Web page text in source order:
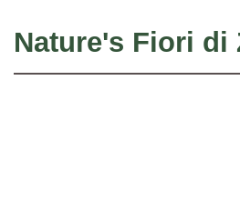
Nature's Fiori di